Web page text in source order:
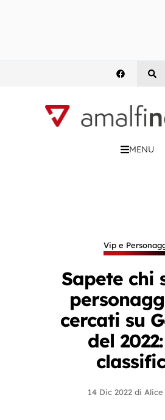
MENU
Vip e
Sapete chi
cercati su
del
14 Dic 2022 di